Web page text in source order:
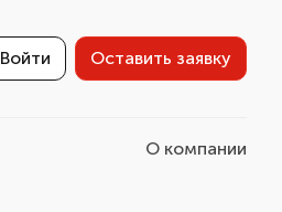
Войти Оставить заявку
О компании